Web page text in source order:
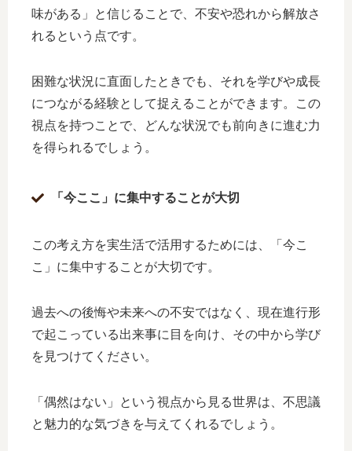
味がある」と信じることで、不安や恐れから解放さ
れるという点です。
困難な状況に直面したときでも、それを学びや成長
につながる経験として捉えることができます。この
視点を持つことで、どんな状況でも前向きに進む力
を得られるでしょう。
「今ここ」に集中することが大切
この考え方を実生活で活用するためには、「今こ
こ」に集中することが大切です。
過去への後悔や未来への不安ではなく、現在進行形
で起こっている出来事に目を向け、その中から学び
を見つけてください。
「偶然はない」という視点から見る世界は、不思議
と魅力的な気づきを与えてくれるでしょう。